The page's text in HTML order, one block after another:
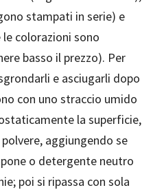
stampati in serie) e
colorazioni sono
basso il prezzo). Per
e asciugarli dopo
con uno straccio umido
la superficie,
aggiungendo se
o detergente neutro
poi si ripassa con sola